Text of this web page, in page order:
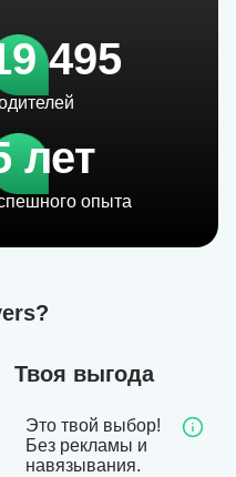
495
лет
опыта
Твоя выгода
Это твой выбор!
Без рекламы и
навязывания.